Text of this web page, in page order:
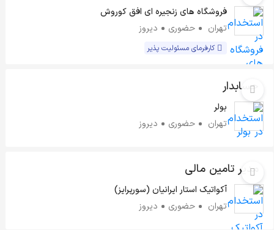
فروشگاه های زنجیره ای افق کوروش
تهران
حضوری دیروز
کارفرمای مسئولیت پذیر
حسابدار
بولر
تهران
حضوری دیروز
مدیر تامین مالی
آکواتیک استار ایرانیان (سورپرایز)
تهران
حضوری دیروز